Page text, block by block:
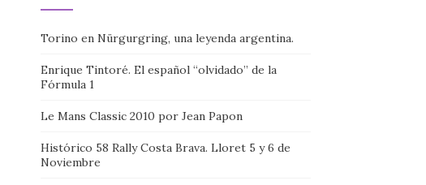
Torino en Nürgurgring, una leyenda argentina.
Enrique Tintoré. El español “olvidado” de la
Fórmula 1
Le Mans Classic 2010 por Jean Papon
Histórico 58 Rally Costa Brava. Lloret 5 y 6 de
Noviembre